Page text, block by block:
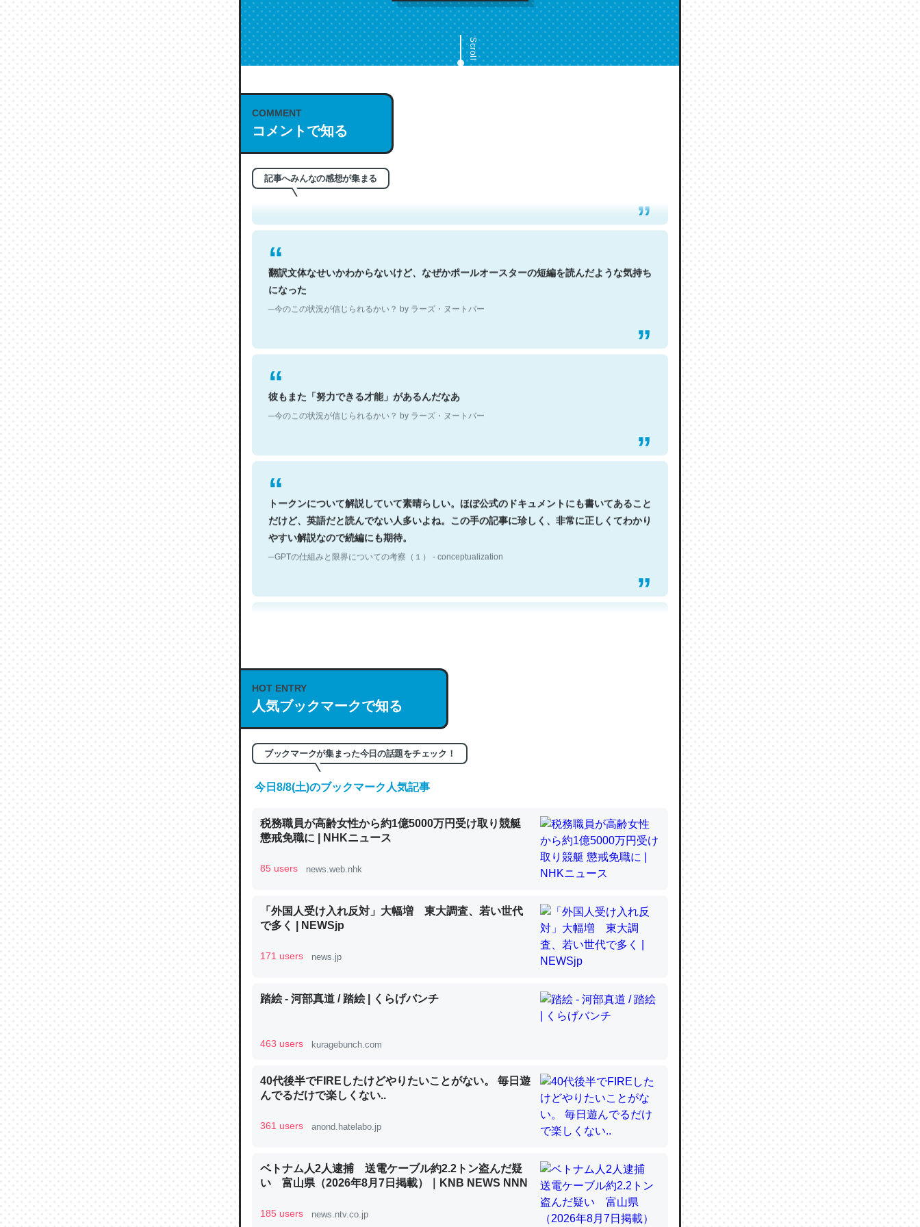
Scroll
COMMENT
コメントで知る
記事へみんなの感想が集まる
これは名文。彼はとてもクレバーなんだろうなと凄く思う。英語少しでも読める人は原文
もお勧め。自分はこの流れ好き。Let’s Fucking Go. Then Covid hit. Shit.
─今のこの状況が信じられるかい？ by ラーズ・ヌートバー
翻訳文体なせいかわからないけど、なぜかポールオースターの短編を読んだような気持ち
になった
─今のこの状況が信じられるかい？ by ラーズ・ヌートバー
彼もまた「努力できる才能」があるんだなあ
─今のこの状況が信じられるかい？ by ラーズ・ヌートバー
トークンについて解説していて素晴らしい。ほぼ公式のドキュメントにも書いてあること
だけど、英語だと読んでない人多いよね。この手の記事に珍しく、非常に正しくてわかり
やすい解説なので続編にも期待。
─GPTの仕組みと限界についての考察（１） - conceptualization
─GPTの仕組みと限界についての考察（１） - conceptualization
これは良記事。32768トークンだと英語小説100ページ分くらい。小説でいう「ずっと前
の伏線」は回収されないけど、短期記憶というには多い分量。進化すればするほど分かり
やすく強くなりそう
の600分の1程度。
─ニュース :: 【研究発表】昆虫学の大問題＝「昆虫はなぜ海にいないのか」に関する新仮説
論文では「淡水はカルシウムも酸素も不足してて両方に不利だから両方が拮抗してるので
─ニュース :: 【研究発表】昆虫学の大問題＝「昆虫はなぜ海にいないのか」に関する新仮説
これを元に考えるとカルシウムを大量に使う脊椎動物と貝類は苦労してるんだな…。腹足
類だと殻を無くしてナメクジになったり努力してるし。
─ニュース :: 【研究発表】昆虫学の大問題＝「昆虫はなぜ海にいないのか」に関する新仮説
HOT ENTRY
人気ブックマークで知る
ブックマークが集まった今日の話題をチェック！
今日8/8(土)のブックマーク人気記事
税務職員が高齢女性から約1億5000万円受け取り競艇
懲戒免職に | NHKニュース
85 users news.web.nhk
「外国人受け入れ反対」大幅増 東大調査、若い世代
で多く | NEWSjp
171 users news.jp
踏絵 - 河部真道 / 踏絵 | くらげバンチ
463 users kuragebunch.com
40代後半でFIREしたけどやりたいことがない。 毎日遊
んでるだけで楽しくない..
361 users anond.hatelabo.jp
ベトナム人2人逮捕 送電ケーブル約2.2トン盗んだ疑
い 富山県（2026年8月7日掲載）｜KNB NEWS NNN
185 users news.ntv.co.jp